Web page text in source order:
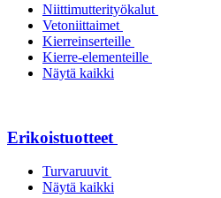
Niittimutterityökalut
Vetoniittaimet
Kierreinserteille
Kierre-elementeille
Näytä kaikki
Erikoistuotteet
Turvaruuvit
Näytä kaikki